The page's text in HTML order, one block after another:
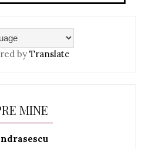
by Translate
MINE